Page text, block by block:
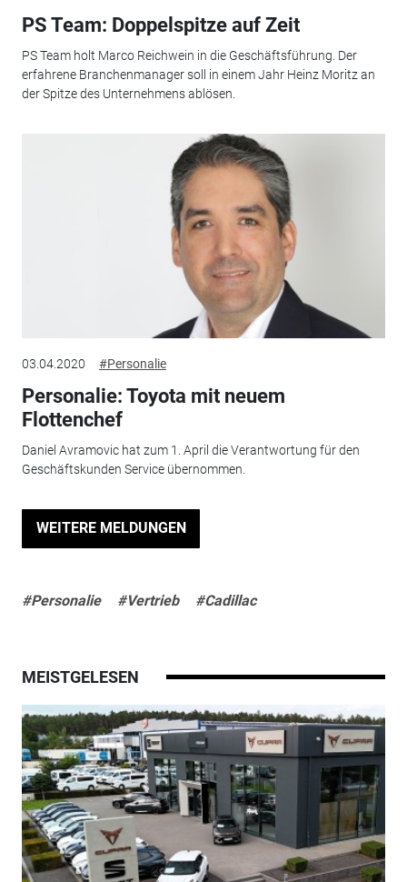
PS Team: Doppelspitze auf Zeit
PS Team holt Marco Reichwein in die Geschäftsführung. Der
erfahrene Branchenmanager soll in einem Jahr Heinz Moritz an
der Spitze des Unternehmens ablösen.
03.04.2020 #Personalie
Personalie: Toyota mit neuem
Flottenchef
Daniel Avramovic hat zum 1. April die Verantwortung für den
Geschäftskunden Service übernommen.
WEITERE MELDUNGEN
#Personalie #Vertrieb #Cadillac
MEISTGELESEN